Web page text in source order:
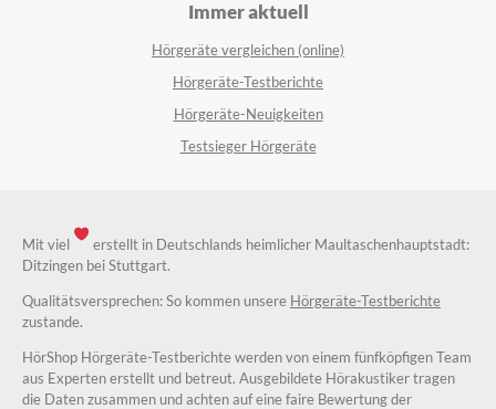
Immer aktuell
Hörgeräte vergleichen (online)
Hörgeräte-Testberichte
Hörgeräte-Neuigkeiten
Testsieger Hörgeräte
Mit viel
erstellt in Deutschlands heimlicher Maultaschenhauptstadt:
Ditzingen bei Stuttgart.
Qualitätsversprechen: So kommen unsere Hörgeräte-Testberichte
zustande.
HörShop Hörgeräte-Testberichte werden von einem fünfköpfigen Team
aus Experten erstellt und betreut. Ausgebildete Hörakustiker tragen
die Daten zusammen und achten auf eine faire Bewertung der